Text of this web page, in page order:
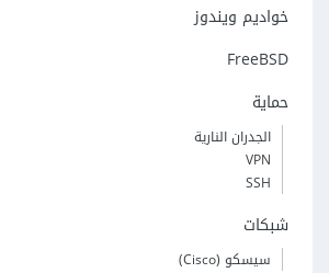
خواديم ويندوز
FreeBSD
حماية
الجدران النارية
VPN
SSH
شبكات
سيسكو (Cisco)